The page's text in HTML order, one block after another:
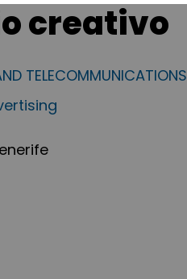
creativo
TELECOMMUNICATIONS